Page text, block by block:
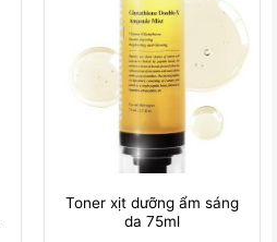
Toner xịt dưỡng ẩm sáng
da 75ml